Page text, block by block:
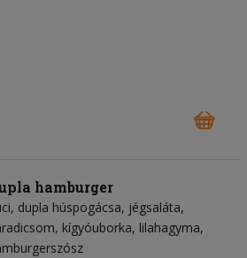
hamburger
dupla húspogácsa jégsaláta
kígyóuborka lilahagyma